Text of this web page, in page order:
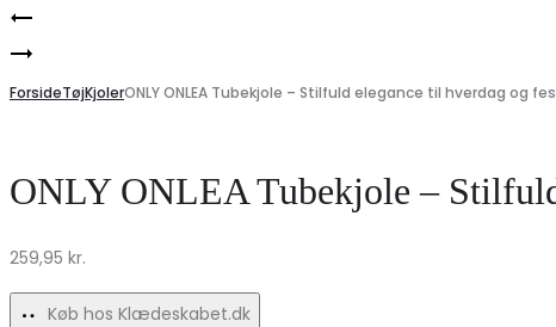
Product
navigation
VIDARMA
Blue
Hverdag
og
Marta
du
tunika
2604B
ForsideTøjKjolerONLY ONLEA Tubekjole – Stilfuld elegance til hverdag og
ONLY ONLEA Tubekjole –
259,95 kr.
Køb hos Klædeskabet.dk